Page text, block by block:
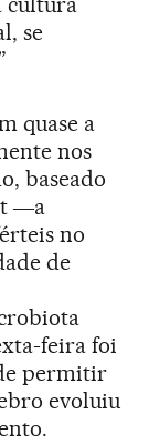
se
quase a
nos
baseado
―a
no
de
feira foi
permitir
evoluiu